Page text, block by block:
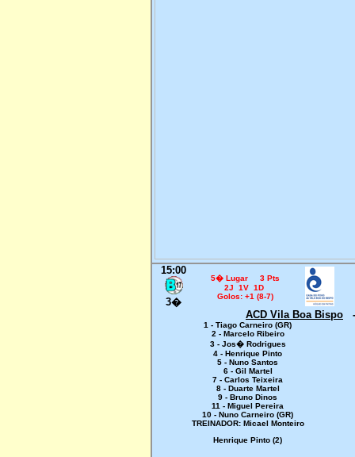
15:00
3�
5� Lugar 3 Pts
2J 1V 1D
Golos: +1 (8-7)
ACD Vila Boa Bispo -
1 - Tiago Carneiro (GR)
2 - Marcelo Ribeiro
3 - Jos� Rodrigues
4 - Henrique Pinto
5 - Nuno Santos
6 - Gil Martel
7 - Carlos Teixeira
8 - Duarte Martel
9 - Bruno Dinos
11 - Miguel Pereira
10 - Nuno Carneiro (GR)
TREINADOR: Micael Monteiro
Henrique Pinto (2)